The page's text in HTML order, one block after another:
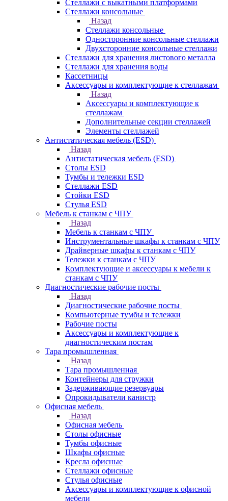
Стеллажи с выкатными платформами
Стеллажи консольные
Назад
Стеллажи консольные
Односторонние консольные стеллажи
Двухсторонние консольные стеллажи
Стеллажи для хранения листового металла
Стеллажи для хранения воды
Кассетницы
Аксесcуары и комплектующие к стеллажам
Назад
Аксесcуары и комплектующие к
стеллажам
Дополнительные секции стеллажей
Элементы стеллажей
Антистатическая мебель (ESD)
Назад
Антистатическая мебель (ESD)
Столы ESD
Тумбы и тележки ESD
Стеллажи ESD
Стойки ESD
Стулья ESD
Мебель к станкам с ЧПУ
Назад
Мебель к станкам с ЧПУ
Инструментальные шкафы к станкам с ЧПУ
Драйверные шкафы к станкам с ЧПУ
Тележки к станкам с ЧПУ
Комплектующие и аксессуары к мебели к
станкам с ЧПУ
Диагностические рабочие посты
Назад
Диагностические рабочие посты
Компьютерные тумбы и тележки
Рабочие посты
Аксессуары и комплектующие к
диагностическим постам
Тара промышленная
Назад
Тара промышленная
Контейнеры для стружки
Задерживающие резервуары
Опрокидыватели канистр
Офисная мебель
Назад
Офисная мебель
Столы офисные
Тумбы офисные
Шкафы офисные
Кресла офисные
Стеллажи офисные
Стулья офисные
Аксессуары и комплектующие к офисной
мебели